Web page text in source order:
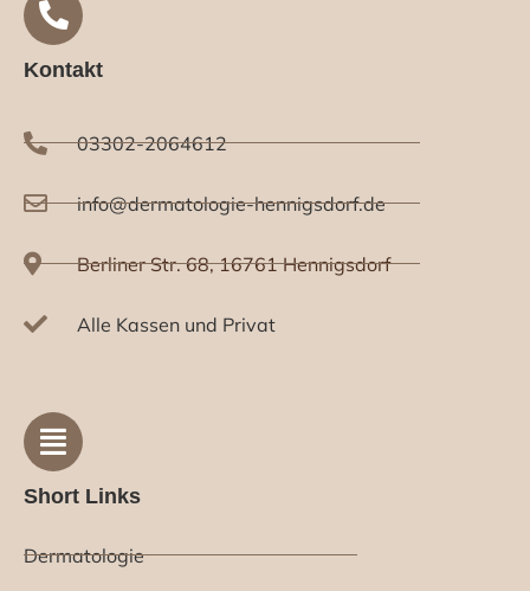
Kontakt
03302-2064612
info@dermatologie-hennigsdorf.de
Berliner Str. 68, 16761 Hennigsdorf
Alle Kassen und Privat
Short Links
Dermatologie